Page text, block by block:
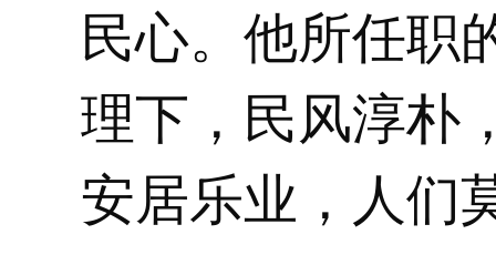
民心。他所任职
理下，民风淳朴
安居乐业，人们